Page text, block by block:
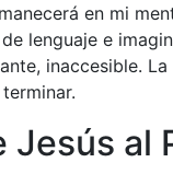
en mi
lenguaje e
inaccesible.
Jesús al